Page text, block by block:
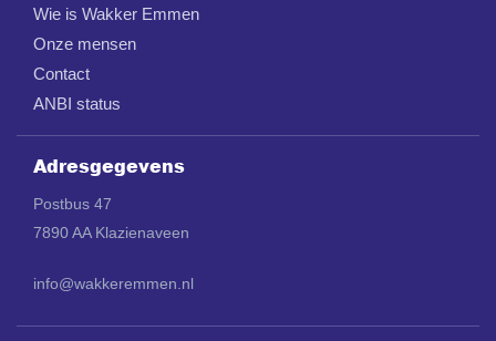
Wie is Wakker Emmen
Onze mensen
Contact
ANBI status
Adresgegevens
Postbus 47
7890 AA Klazienaveen
info@wakkeremmen.nl